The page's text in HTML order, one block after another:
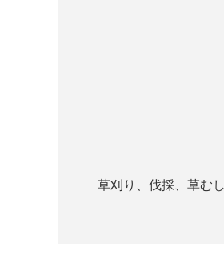
草刈り、伐採、草む